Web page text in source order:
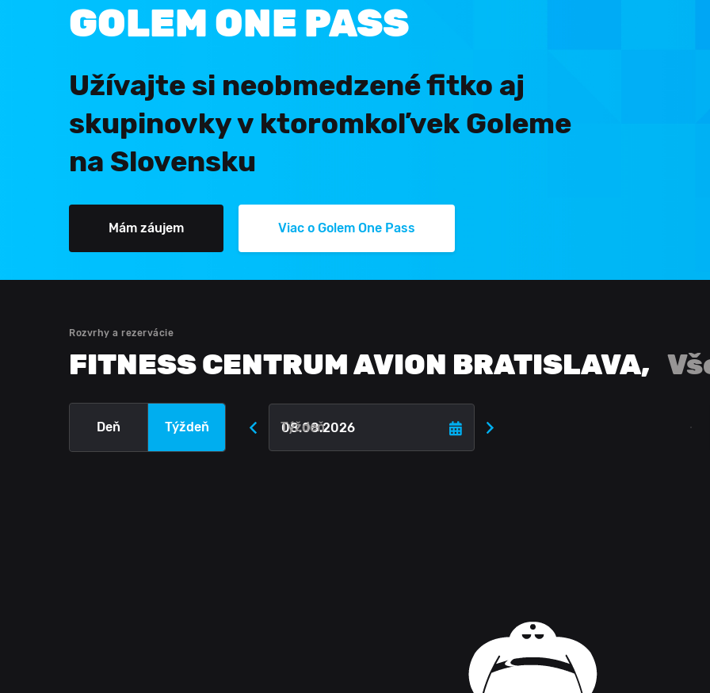
GOLEM ONE PASS
Užívajte si neobmedzené fitko aj
skupinovky v ktoromkoľvek Goleme
na Slovensku
Mám záujem Viac o Golem One Pass
Rozvrhy a rezervácie
FITNESS CENTRUM AVION BRATISLAVA,
Deň Týždeň Týždeň